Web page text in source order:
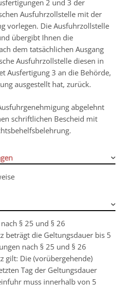
2 und 3 der
Ausfuhrzollstelle mit der
vorlegen. Die Ausfuhrzollstelle
übergibt Ihnen die
dem tatsächlichen Ausgang
Ausfuhrzollstelle diesen in
Ausfertigung 3 an die Behörde,
ausgestellt hat, zurück.
abgelehnt
schriftlichen Bescheid mit
§ 25 und § 26
beträgt die Geltungsdauer bis 5
nach § 25 und § 26
gilt: Die (vorübergehende)
Tag der Geltungsdauer
muss innerhalb von 5